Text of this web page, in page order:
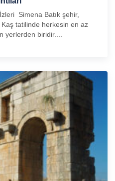
Simena Batık şehir,
tatilinde herkesin en az
yerlerden biridir....